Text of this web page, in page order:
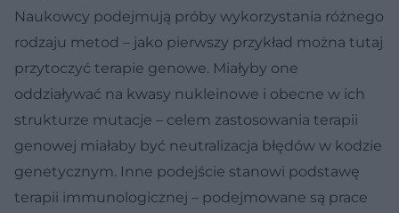
Naukowcy podejmują próby wykorzystania różnego
rodzaju metod – jako pierwszy przykład można tutaj
przytoczyć terapie genowe. Miałyby one
oddziaływać na kwasy nukleinowe i obecne w ich
strukturze mutacje – celem zastosowania terapii
genowej miałaby być neutralizacja błędów w kodzie
genetycznym. Inne podejście stanowi podstawę
terapii immunologicznej – podejmowane są prace